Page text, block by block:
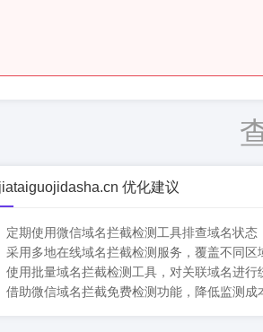
优化建议
定期使用微信域名拦截检测工具排查域名状
采用多地在线域名拦截检测服务，覆盖不同
使用批量域名拦截检测工具，对关联域名进
借助微信域名拦截免费检测功能，降低监测